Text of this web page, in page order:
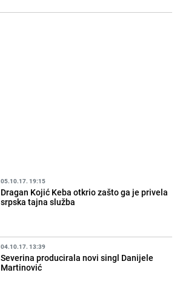
05.10.17. 19:15
Dragan Kojić Keba otkrio zašto ga je privela
srpska tajna služba
04.10.17. 13:39
Severina producirala novi singl Danijele
Martinović